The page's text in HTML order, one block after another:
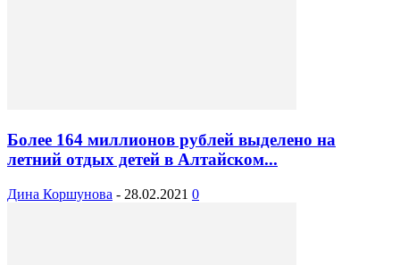
Более 164 миллионов рублей выделено на
летний отдых детей в Алтайском...
Дина Коршунова - 28.02.2021 0